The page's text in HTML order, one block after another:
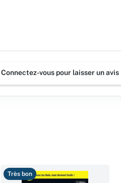
Connectez-vous pour laisser un avis
Très bon